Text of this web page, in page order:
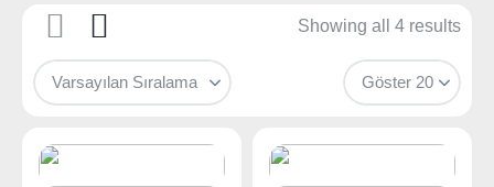
Showing all 4 results